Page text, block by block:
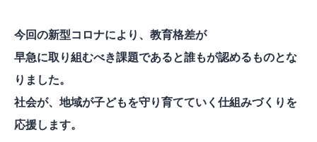
今回の新型コロナにより、教育格差が
早急に取り組むべき課題であると誰もが認めるものとな
りました。
社会が、地域が子どもを守り育てていく仕組みづくりを
応援します。